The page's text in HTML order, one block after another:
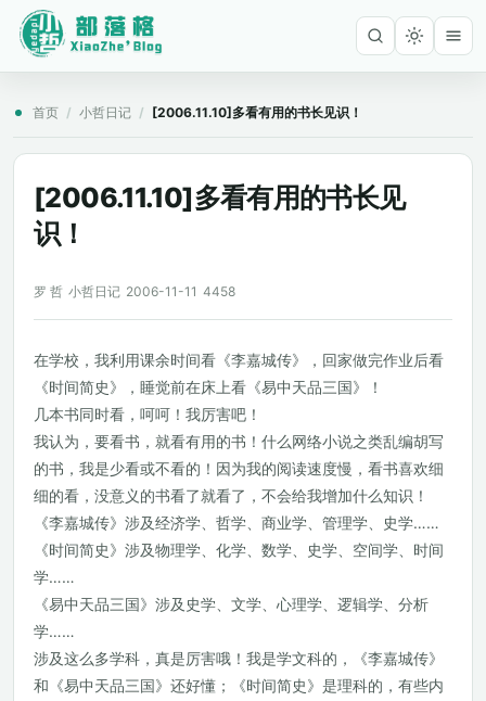
首页 / 小哲日记 / [2006.11.10]多看有用的书长见识！
[2006.11.10]多看有用的书长见
识！
罗 哲 小哲日记 2006-11-11 4458
在学校，我利用课余时间看《李嘉城传》，回家做完作业后看
《时间简史》，睡觉前在床上看《易中天品三国》！
几本书同时看，呵呵！我厉害吧！
我认为，要看书，就看有用的书！什么网络小说之类乱编胡写
的书，我是少看或不看的！因为我的阅读速度慢，看书喜欢细
细的看，没意义的书看了就看了，不会给我增加什么知识！
《李嘉城传》涉及经济学、哲学、商业学、管理学、史学……
《时间简史》涉及物理学、化学、数学、史学、空间学、时间
学……
《易中天品三国》涉及史学、文学、心理学、逻辑学、分析
学……
涉及这么多学科，真是厉害哦！我是学文科的，《李嘉城传》
和《易中天品三国》还好懂；《时间简史》是理科的，有些内